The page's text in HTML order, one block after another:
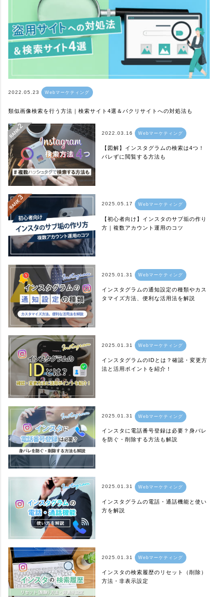
2022.05.23 Webマーケティング
類似画像検索を行う方法｜検索サイト4選＆パクリサイトへの対処法も
2022.03.16 Webマーケティング
【図解】インスタグラムの検索は4つ！
バレずに閲覧する方法も
2025.05.17 Webマーケティング
【初心者向け】インスタのサブ垢の作り
方｜複数アカウント運用のコツ
2025.01.31 Webマーケティング
インスタグラムの通知設定の種類やカス
タマイズ方法、便利な活用法を解説
2025.01.31 Webマーケティング
インスタグラムのIDとは？確認・変更方
法と活用ポイントを紹介！
2025.01.31 Webマーケティング
インスタに電話番号登録は必要？身バレ
を防ぐ・削除する方法も解説
2025.01.31 Webマーケティング
インスタグラムの電話・通話機能と使い
方を解説
2025.01.31 Webマーケティング
インスタの検索履歴のリセット（削除）
方法・非表示設定